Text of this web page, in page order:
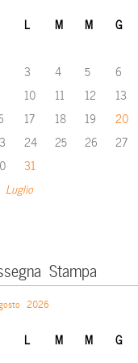
L M M G
Luglio
3 4 5 6
10 11 12 13
17 18 19 20
24 25 26 27
31
Stampa
2026
L M M G